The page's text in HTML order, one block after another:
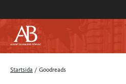
Startsida / Goodreads